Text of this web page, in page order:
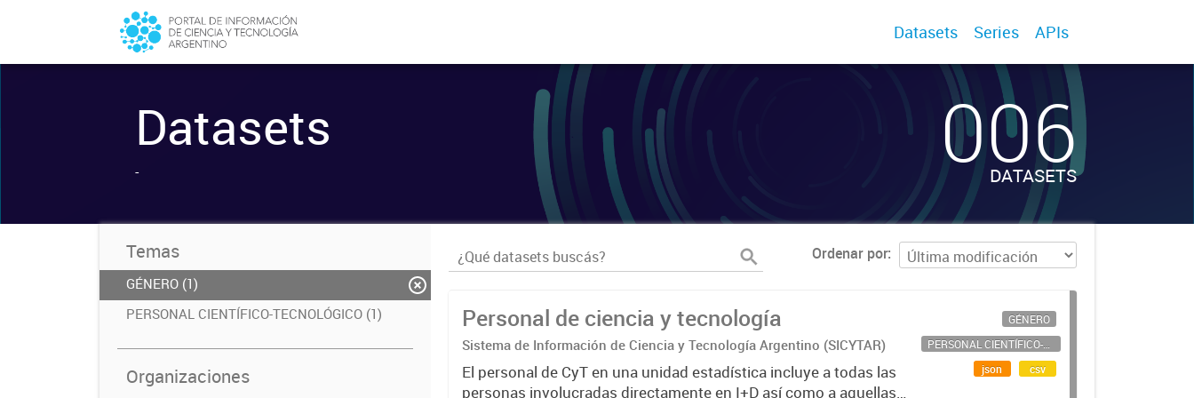
Datasets Series APIs
Datasets
- 006
DATASETS
Temas
GÉNERO (1)
PERSONAL CIENTÍFICO-TECNOLÓGICO (1)
Organizaciones
Ordenar por
Personal de ciencia y tecnología
Sistema de Información de Ciencia y Tecnología Argentino (SICYTAR)
El personal de CyT en una unidad estadística incluye a todas las
personas involucradas directamente en I+D así como a aquellas
GÉNERO
PERSONAL CIENTÍFICO-TECNOLÓGICO
json
csv